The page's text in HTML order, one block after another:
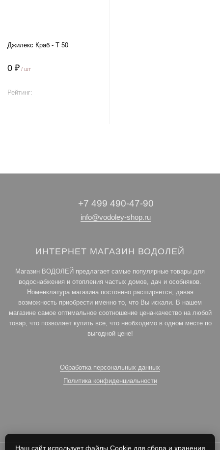
Джилекс Краб - Т 50
0 ₽ / шт
Рейтинг:
+7 499 490-47-90
info@vodoley-shop.ru
ИНТЕРНЕТ МАГАЗИН ВОДОЛЕЙ
Магазин ВОДОЛЕЙ предлагает самые популярные товары для
водоснабжения и отопления частых домов, дач и особняков.
Номенклатура магазина постоянно расширяется, давая
возможность приобрести именно то, что Вы искали. В нашем
магазине самое оптимальное соотношение цена-качество на любой
товар, что позволяет купить все, что необходимо в одном месте по
выгодной цене!
Обработка персональных данных
Политика конфиденциальности
Наш сайт использует файлы Cookie для сбора и хранения